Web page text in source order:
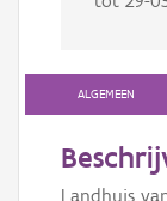
ALGEMEEN
Landhuis